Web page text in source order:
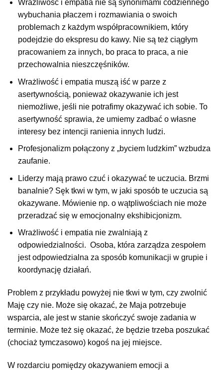
Wrażliwość i empatia nie są synonimami codziennego
wybuchania płaczem i rozmawiania o swoich
problemach z każdym współpracownikiem, który
podejdzie do ekspresu do kawy. Nie są też ciągłym
pracowaniem za innych, bo praca to praca, a nie
przechowalnia nieszczęśników.
Wrażliwość i empatia muszą iść w parze z
asertywnością, ponieważ okazywanie ich jest
niemożliwe, jeśli nie potrafimy okazywać ich sobie. To
asertywność sprawia, że umiemy zadbać o własne
interesy bez intencji ranienia innych ludzi.
Profesjonalizm połączony z „byciem ludzkim” wzbudza
zaufanie.
Liderzy mają prawo czuć i okazywać te uczucia. Brzmi
banalnie? Sęk tkwi w tym, w jaki sposób te uczucia są
okazywane. Mówienie np. o wątpliwościach nie może
przeradzać się w emocjonalny ekshibicjonizm.
Wrażliwość i empatia nie zwalniają z
odpowiedzialności. Osoba, która zarządza zespołem
jest odpowiedzialna za sposób komunikacji w grupie i
koordynację działań.
Problem z przykładu powyżej nie tkwi w tym, czy zwolnić
Maję czy nie. Może się okazać, że Maja potrzebuje
wsparcia, ale jest w stanie skończyć swoje zadania w
terminie. Może też się okazać, że będzie trzeba poszukać
(chociaż tymczasowo) kogoś na jej miejsce.
W rozdarciu pomiędzy okazywaniem emocji a